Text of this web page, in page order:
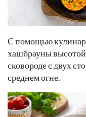
С помощью
хашбрауны высотой
сковороде с двух
среднем огне.